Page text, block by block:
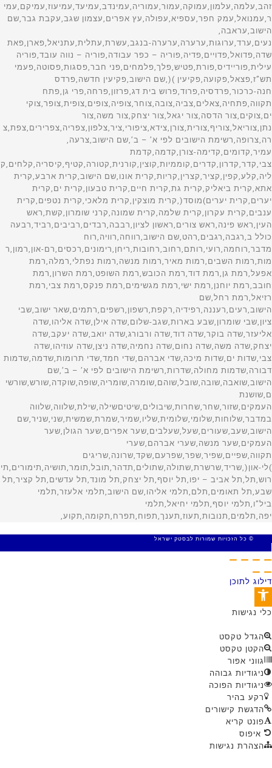
© כל הזכויות שמורות לבסטק ישראל
דילוג לתוכן
פתח סרגל נגישות
כלי נגישות
הגדל טקסט
הקטן טקסט
גווני אפור
ניגודיות גבוהה
ניגודיות הפוכה
רקע בהיר
הדגשת קישורים
פונט קריא
איפוס
הצהרת נגישות